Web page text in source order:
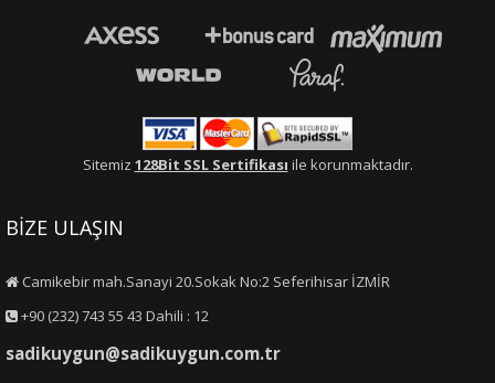
Sitemiz 128Bit SSL Sertifikası ile korunmaktadır.
BİZE ULAŞIN
Camikebir mah.Sanayi 20.Sokak No:2 Seferihisar İZMİR
+90 (232) 743 55 43 Dahili : 12
sadikuygun@sadikuygun.com.tr